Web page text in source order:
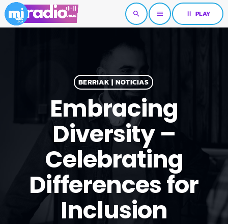
search menu pause PLAY
BERRIAK | NOTICIAS
Embracing
Diversity –
Celebrating
Differences for
Inclusion